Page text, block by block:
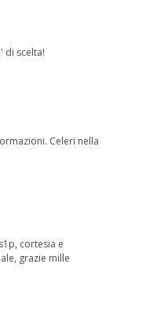
di scelta!
Celeri nella
cortesia e
grazie mille